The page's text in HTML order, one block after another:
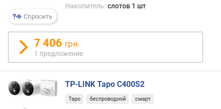
)
н
а
п
р
в
л
Спросить
Накопитель: слотов 1 шт
7 406 грн.
1 предложение
TP-LINK Tapo C400S2
Tapo беспроводной смарт